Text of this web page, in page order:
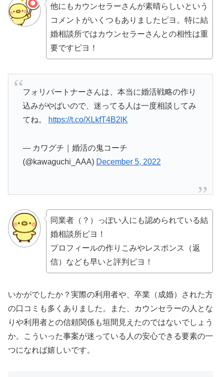
他にもカウンセラーさんが素晴らしいという
コメントがいくつもありましたピヨ。特に結
婚相談所ではカウンセラーさんとの相性は重
要ですピヨ！
フォリパートナーさんは、本当に婚活戦略の作り
込みがやばいので、迷ってる人は一度相談してみ
てね。
https://t.co/XLkfT4B2lK
— カワグチ｜婚活の鬼コーチ
(@kawaguchi_AAA) December 5, 2022
同業者（？）っぽい人にも認められている結
婚相談所ピヨ！
プロフィールの作りこみやレスポンス（返
信）なども早いと評判ピヨ！
いかがでしたか？実際の利用者や、卒業（成婚）された方
の口コミも多くありました。また、カウンセラーの人とな
りや利用者との信頼関係も垣間見えたのではないでしょう
か。こういった事案が迷っている人の安心できる要素の一
つになれば嬉しいです。